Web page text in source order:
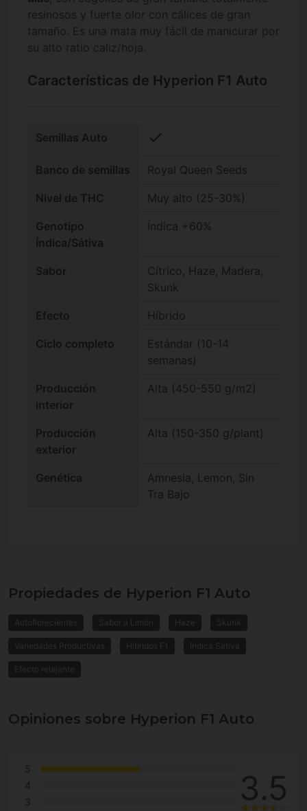
resinosos y fuerte olor con cálices de gran
tamaño. Es una mata muy fácil de manicurar por
su alto ratio caliz/hoja.
Características de Hyperion F1 Auto
Semillas Auto check
Banco de semillas Royal Queen Seeds
Nivel de THC Muy alto (25-30%)
Genotipo
Índica/Sátiva
Índica +60%
Sabor
Cítrico, Haze, Madera,
Skunk
Efecto Híbrido
Ciclo completo
Estándar (10-14
semanas)
Producción
interior
Alta (450-550 g/m2)
Producción
exterior
Alta (150-350 g/plant)
Genética
Amnesia, Lemon, Sin
Tra Bajo
Propiedades de Hyperion F1 Auto
Autoflorecientes Sabor a Limón Haze Skunk
Variedades Productivas Híbridos F1 Indica Sativa
Efecto relajante
Opiniones sobre Hyperion F1 Auto
5
4
3
3.5